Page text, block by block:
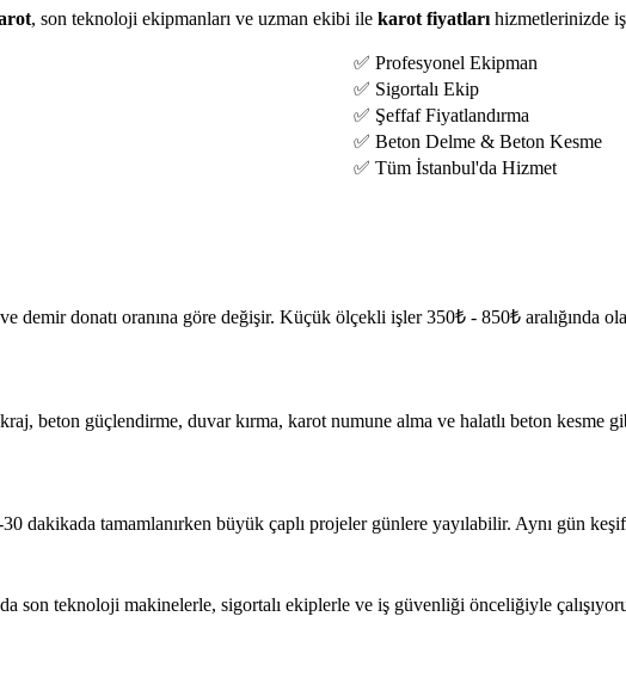
, son teknoloji ekipmanları ve uzman ekibi ile karot fiyatları hizmetlerinizde
✅ Profesyonel Ekipman
✅ Sigortalı Ekip
✅ Şeffaf Fiyatlandırma
✅ Beton Delme & Beton Kesme
✅ Tüm İstanbul'da Hizmet
demir donatı oranına göre değişir. Küçük ölçekli işler 350₺ - 850₺ aralığında
beton güçlendirme, duvar kırma, karot numune alma ve halatlı beton
dakikada tamamlanırken büyük çaplı projeler günlere yayılabilir. Aynı gün
son teknoloji makinelerle, sigortalı ekiplerle ve iş güvenliği önceliğiyle